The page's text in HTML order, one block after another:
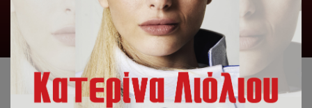
Αρχική Λατρευτική Ζωή / Πρόγραμμα Χοροστασιών και
Ιερουργιών Σεβασμιωτάτου Μητροπολίτου Πειραιώς
κ.Σεραφείμ κατά την Αγία και Μεγάλη Εβδομάδα 2019